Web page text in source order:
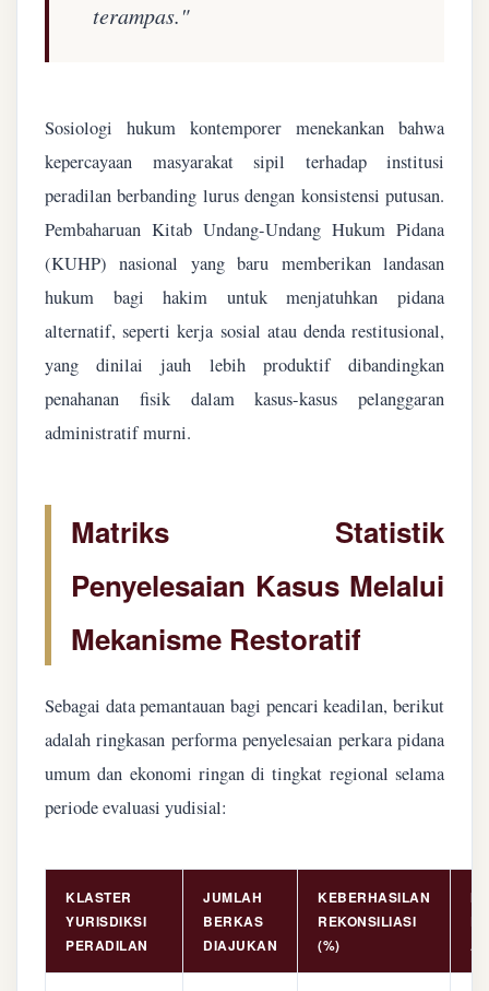
terampas."
Sosiologi hukum kontemporer menekankan bahwa
kepercayaan masyarakat sipil terhadap institusi
peradilan berbanding lurus dengan konsistensi putusan.
Pembaharuan Kitab Undang-Undang Hukum Pidana
(KUHP) nasional yang baru memberikan landasan
hukum bagi hakim untuk menjatuhkan pidana
alternatif, seperti kerja sosial atau denda restitusional,
yang dinilai jauh lebih produktif dibandingkan
penahanan fisik dalam kasus-kasus pelanggaran
administratif murni.
Matriks Statistik
Penyelesaian Kasus Melalui
Mekanisme Restoratif
Sebagai data pemantauan bagi pencari keadilan, berikut
adalah ringkasan performa penyelesaian perkara pidana
umum dan ekonomi ringan di tingkat regional selama
periode evaluasi yudisial:
KLASTER
YURISDIKSI
PERADILAN
JUMLAH
BERKAS
DIAJUKAN
KEBERHASILAN
REKONSILIASI
(%)